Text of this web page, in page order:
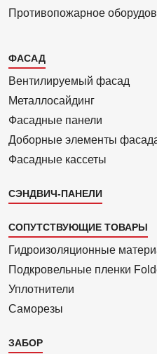
Противопожарное
Каталог
2
ФАСАД
Вентилиру­емый фасад
Металло­сайдинг
Фасадные панели
Доборные элементы
Фасадные кассеты
СЭНДВИЧ-ПАНЕЛИ
СОПУТСТВУЮЩИЕ ТОВАРЫ
Гидроизоля­ционные
Подкровель­ные пленки
Уплотнители
Саморезы
ЗАБОР